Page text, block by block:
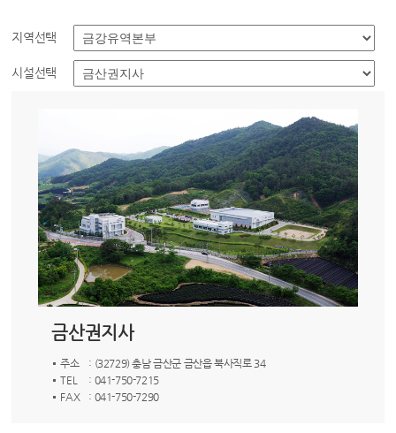
지역선택
시설선택
금산권지사
주소
: (32729) 충남 금산군 금산읍 북사직로 34
TEL
: 041-750-7215
FAX
: 041-750-7290